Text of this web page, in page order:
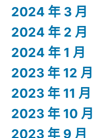
2024 年 3 月
2024 年 2 月
2024 年 1 月
2023 年 12 月
2023 年 11 月
2023 年 10 月
2023 年 9 月